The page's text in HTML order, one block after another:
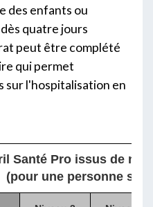
des enfants ou
quatre jours
peut être complété
qui permet
sur l'hospitalisation en
Santé Pro issus de
(pour une personne